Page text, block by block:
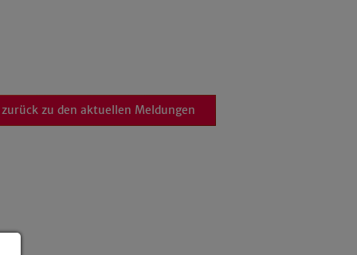
zurück zu den aktuellen Meldungen